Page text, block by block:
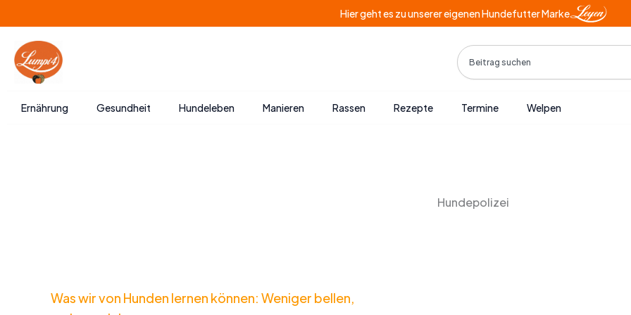
Inhalt
springen
Hier geht es zu unserer eigenen Hundefutter Marke
Search
Ernährung Gesundheit Hundeleben Manieren Rassen Rezepte Termine Welpen
Hundepolizei
Was wir von Hunden lernen können: Weniger bellen,